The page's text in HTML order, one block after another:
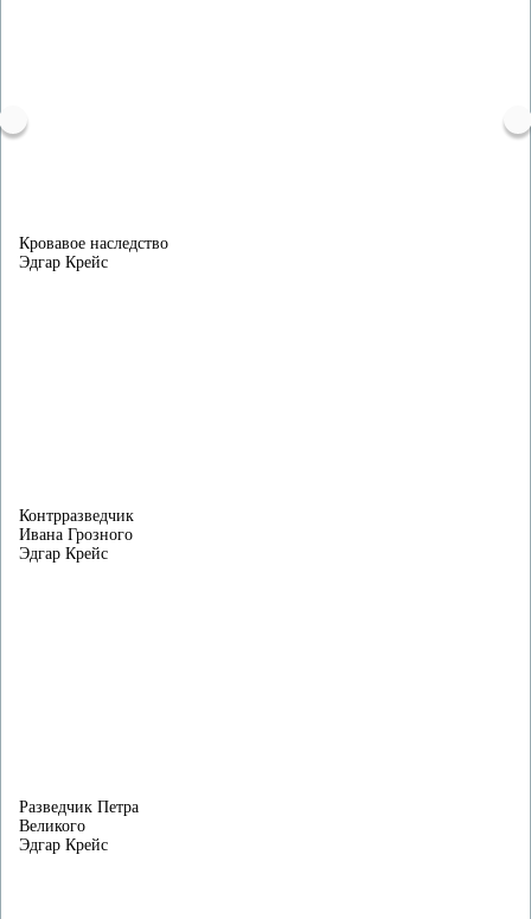
Кровавое наследство
Эдгар Крейс
Контрразведчик
Ивана Грозного
Эдгар Крейс
Разведчик Петра
Великого
Эдгар Крейс